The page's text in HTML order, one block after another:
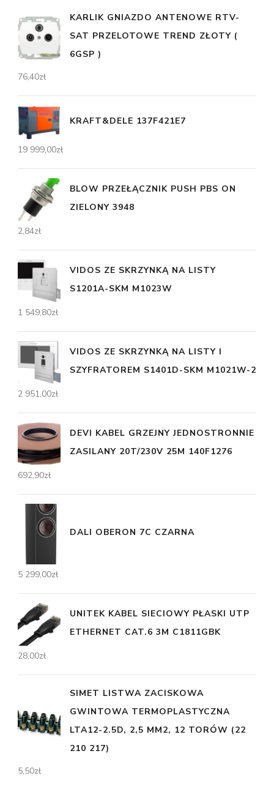
KARLIK GNIAZDO ANTENOWE RTV-
SAT PRZELOTOWE TREND ZŁOTY (
6GSP )
76,40zł
KRAFT&DELE 137F421E7
19 999,00zł
BLOW PRZEŁĄCZNIK PUSH PBS ON
ZIELONY 3948
2,84zł
VIDOS ZE SKRZYNKĄ NA LISTY
S1201A-SKM M1023W
1 549,80zł
VIDOS ZE SKRZYNKĄ NA LISTY I
SZYFRATOREM S1401D-SKM M1021W-2
2 951,00zł
DEVI KABEL GRZEJNY JEDNOSTRONNIE
ZASILANY 20T/230V 25M 140F1276
692,90zł
DALI OBERON 7C CZARNA
5 299,00zł
UNITEK KABEL SIECIOWY PŁASKI UTP
ETHERNET CAT.6 3M C1811GBK
28,00zł
SIMET LISTWA ZACISKOWA
GWINTOWA TERMOPLASTYCZNA
LTA12-2.5D, 2,5 MM2, 12 TORÓW (22
210 217)
5,50zł